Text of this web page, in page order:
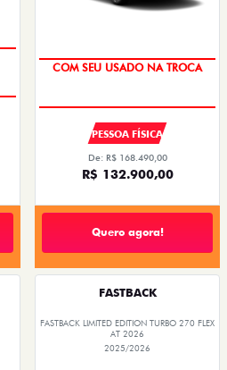
COM SEU USADO NA TROCA
PESSOA FÍSICA
De: R$ 168.490,00
R$ 132.900,00
Quero agora!
FASTBACK
FASTBACK LIMITED EDITION TURBO 270 FLEX
AT 2026
2025/2026